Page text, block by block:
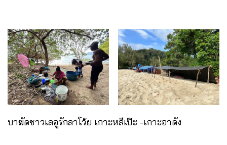
บาฆัดชาวเลอูรักลาโว้ย เกาะหลีเป๊ะ -เกาะอาดัง